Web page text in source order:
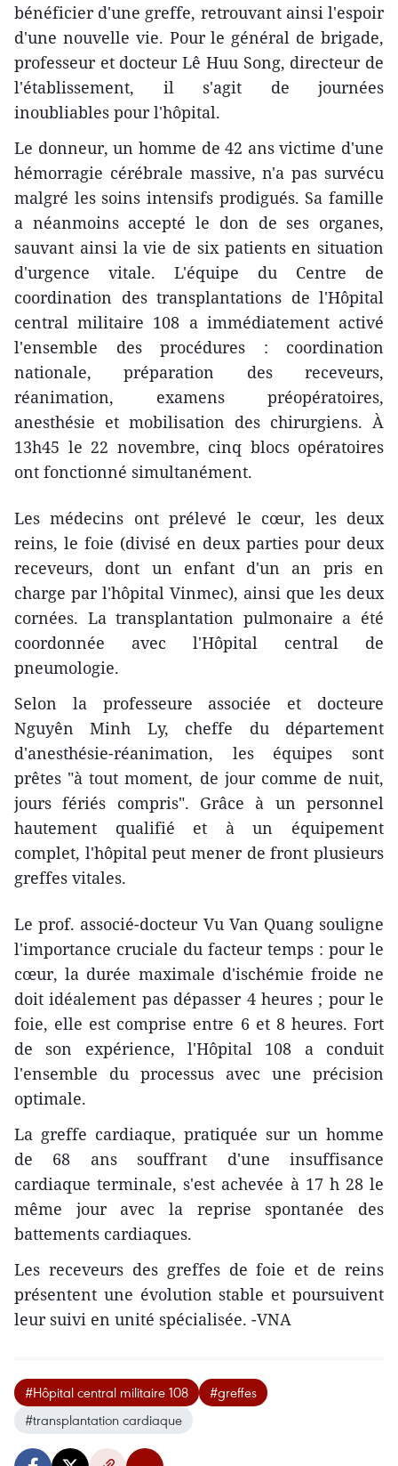
bénéficier d'une greffe, retrouvant ainsi l'espoir
d'une nouvelle vie. Pour le général de brigade,
professeur et docteur Lê Huu Song, directeur de
l'établissement, il s'agit de journées
inoubliables pour l'hôpital.
Le donneur, un homme de 42 ans victime d'une
hémorragie cérébrale massive, n'a pas survécu
malgré les soins intensifs prodigués. Sa famille
a néanmoins accepté le don de ses organes,
sauvant ainsi la vie de six patients en situation
d'urgence vitale. L'équipe du Centre de
coordination des transplantations de l'Hôpital
central militaire 108 a immédiatement activé
l'ensemble des procédures : coordination
nationale, préparation des receveurs,
réanimation, examens préopératoires,
anesthésie et mobilisation des chirurgiens. À
13h45 le 22 novembre, cinq blocs opératoires
ont fonctionné simultanément.
Les médecins ont prélevé le cœur, les deux
reins, le foie (divisé en deux parties pour deux
receveurs, dont un enfant d'un an pris en
charge par l'hôpital Vinmec), ainsi que les deux
cornées. La transplantation pulmonaire a été
coordonnée avec l'Hôpital central de
pneumologie.
Selon la professeure associée et docteure
Nguyên Minh Ly, cheffe du département
d'anesthésie-réanimation, les équipes sont
prêtes "à tout moment, de jour comme de nuit,
jours fériés compris". Grâce à un personnel
hautement qualifié et à un équipement
complet, l'hôpital peut mener de front plusieurs
greffes vitales.
Le prof. associé-docteur Vu Van Quang souligne
l'importance cruciale du facteur temps : pour le
cœur, la durée maximale d'ischémie froide ne
doit idéalement pas dépasser 4 heures ; pour le
foie, elle est comprise entre 6 et 8 heures. Fort
de son expérience, l'Hôpital 108 a conduit
l'ensemble du processus avec une précision
optimale.
La greffe cardiaque, pratiquée sur un homme
de 68 ans souffrant d'une insuffisance
cardiaque terminale, s'est achevée à 17 h 28 le
même jour avec la reprise spontanée des
battements cardiaques.
Les receveurs des greffes de foie et de reins
présentent une évolution stable et poursuivent
leur suivi en unité spécialisée. -VNA
#Hôpital central militaire 108
#greffes
#transplantation cardiaque